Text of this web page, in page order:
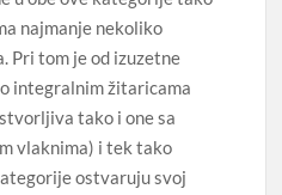
najmanje nekoliko
Pri tom je od izuzetne
integralnim žitaricama
tako i one sa
vlaknima) i tek tako
ostvaruju svoj